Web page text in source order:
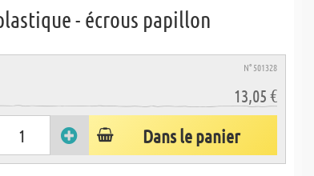
- écrous papillon
N° 501328
13,05 €
Dans le panier